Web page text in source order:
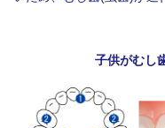
子供がむし